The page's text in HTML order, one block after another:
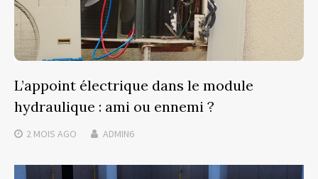
L’appoint électrique dans le module
hydraulique : ami ou ennemi ?
2 MOIS AGO ADMIN6